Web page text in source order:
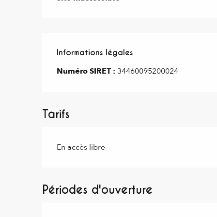
Informations légales
Informations légales
Numéro SIRET : 34460095200024
Tarifs
En accès libre
Périodes d'ouverture